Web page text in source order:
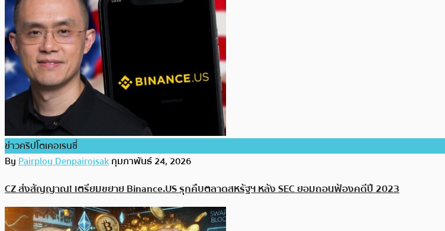
ข่าวคริปโตเคอเรนซี่
ByPairploy Denpairojsakกุมภาพันธ์ 24, 2026
CZ ส่งสัญญาณ! เตรียมขยาย Binance.US รุกคืบตลาดสหรัฐฯ หลัง SEC ยอมถอนฟ้องคดีปี 2023